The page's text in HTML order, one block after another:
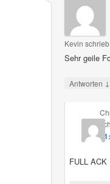
Kevin schrieb
Sehr geile
Antworten ↓
FULL ACK